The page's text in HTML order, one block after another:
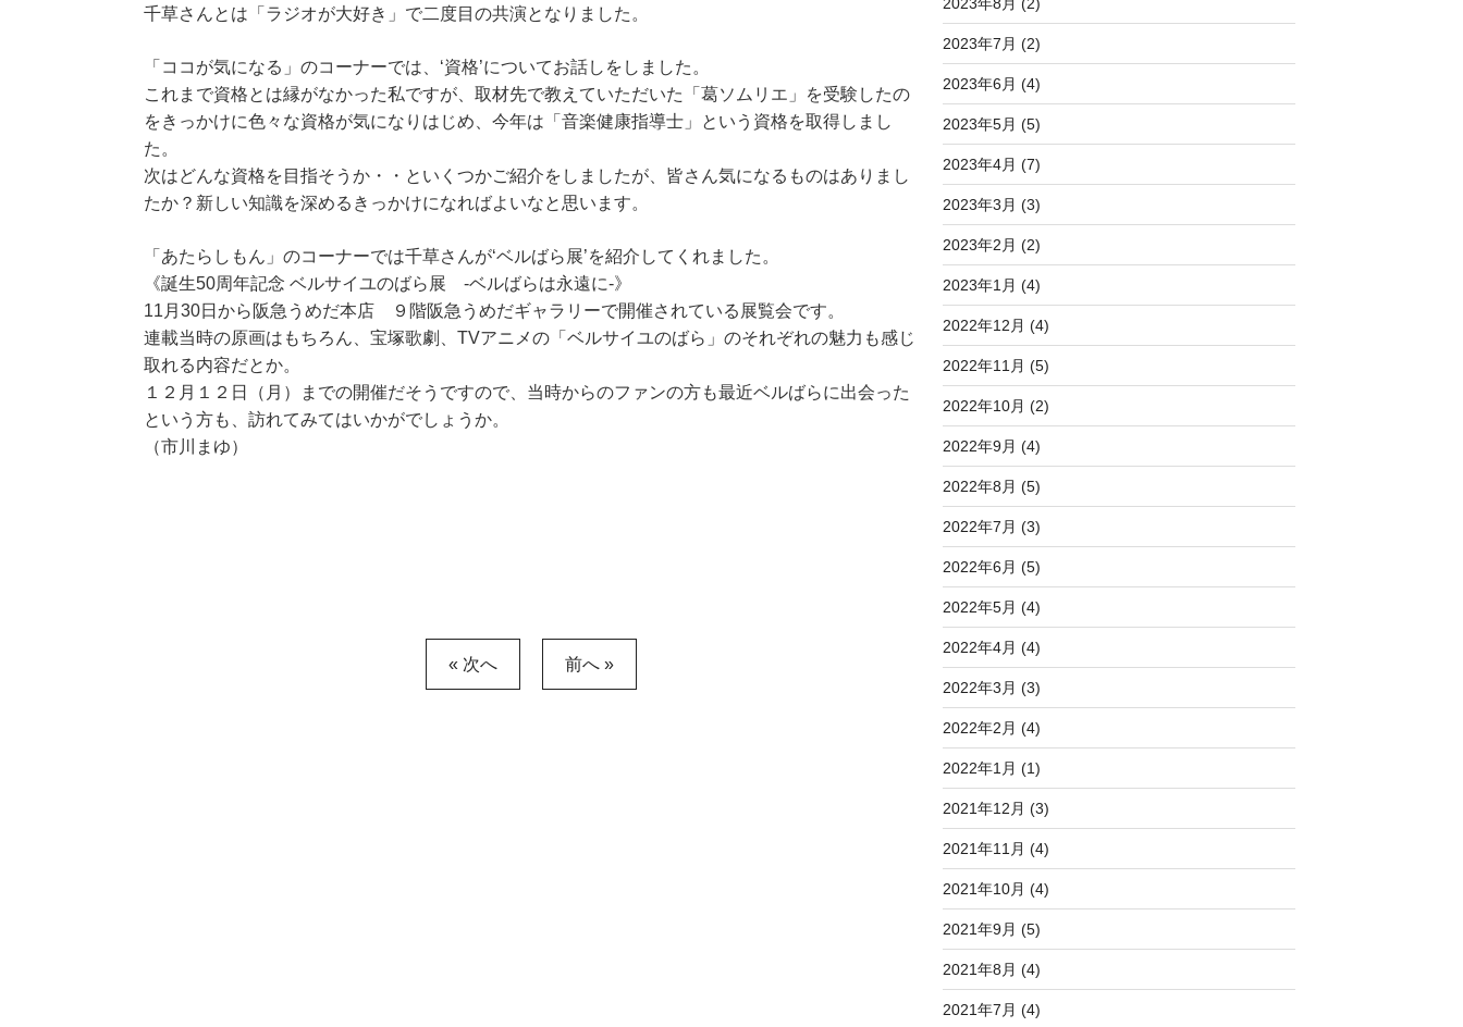
千草さんとは「ラジオが大好き」で二度目の共演となりました。
「ココが気になる」のコーナーでは、‘資格’についてお話しをしました。
これまで資格とは縁がなかった私ですが、取材先で教えていただいた「葛ソムリエ」を受験したの
をきっかけに色々な資格が気になりはじめ、今年は「音楽健康指導士」という資格を取得しまし
た。
次はどんな資格を目指そうか・・といくつかご紹介をしましたが、皆さん気になるものはありまし
たか？新しい知識を深めるきっかけになればよいなと思います。
「あたらしもん」のコーナーでは千草さんが‘ベルばら展’を紹介してくれました。
《誕生50周年記念 ベルサイユのばら展 -ベルばらは永遠に-》
11月30日から阪急うめだ本店 ９階阪急うめだギャラリーで開催されている展覧会です。
連載当時の原画はもちろん、宝塚歌劇、TVアニメの「ベルサイユのばら」のそれぞれの魅力も感じ
取れる内容だとか。
１２月１２日（月）までの開催だそうですので、当時からのファンの方も最近ベルばらに出会った
という方も、訪れてみてはいかがでしょうか。
（市川まゆ）
« 次へ 前へ »
2023年7月 (2)
2023年6月 (4)
2023年5月 (5)
2023年4月 (7)
2023年3月 (3)
2023年2月 (2)
2023年1月 (4)
2022年12月 (4)
2022年11月 (5)
2022年10月 (2)
2022年9月 (4)
2022年8月 (5)
2022年7月 (3)
2022年6月 (5)
2022年5月 (4)
2022年4月 (4)
2022年3月 (3)
2022年2月 (4)
2022年1月 (1)
2021年12月 (3)
2021年11月 (4)
2021年10月 (4)
2021年9月 (5)
2021年8月 (4)
2021年7月 (4)